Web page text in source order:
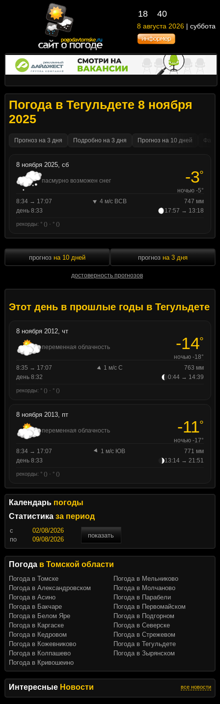
18 40
8 августа 2026 | суббота
Интересные Новости все новости
Погода в Тегульдете 8 ноября
2025
Прогноз на 3 дня Подробно на 3 дня Прогноз на 10 дней
8 ноября 2025, сб
пасмурно возможен снег -3°
ночью -5°
8:34 → 17:07
4 м/с ВСВ
747 мм
день 8:33
17:57 → 13:18
рекорды: ° () · ° ()
прогноз на 10 дней
достоверность прогнозов
прогноз на 3 дня
Этот день в прошлые годы в Тегульдете
8 ноября 2012, чт
переменная облачность -14°
ночью -18°
8:35 → 17:07
1 м/с С
763 мм
день 8:32
0:44 → 14:39
рекорды: ° () · ° ()
8 ноября 2013, пт
переменная облачность -11°
ночью -17°
8:34 → 17:07
1 м/с ЮВ
771 мм
день 8:33
13:14 → 21:51
рекорды: ° () · ° ()
Календарь погоды
Статистика за период
c
показать
по
Погода в Томской области
Погода в Томске
Погода в Александровском
Погода в Асино
Погода в Бакчаре
Погода в Белом Яре
Погода в Каргаске
Погода в Кедровом
Погода в Кожевниково
Погода в Колпашево
Погода в Кривошеино
Погода в Мельниково
Погода в Молчаново
Погода в Парабели
Погода в Первомайском
Погода в Подгорном
Погода в Северске
Погода в Стрежевом
Погода в Тегульдете
Погода в Зырянском